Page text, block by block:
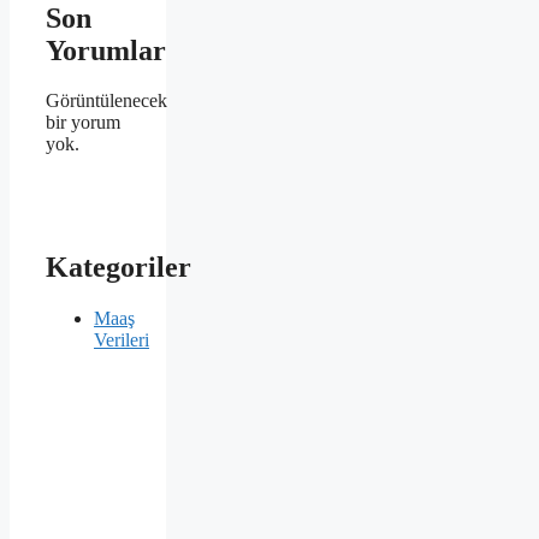
Son
Yorumlar
Görüntülenecek
bir yorum
yok.
Kategoriler
Maaş
Verileri